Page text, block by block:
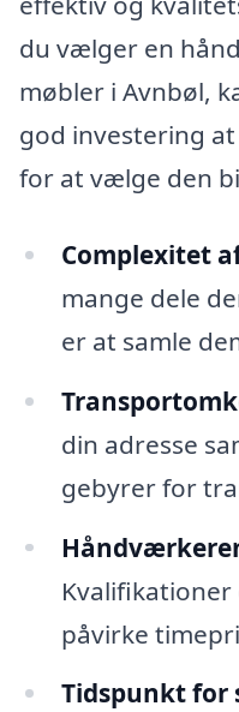
du vælger en
møbler i Avnbøl,
god investering
for at vælge den
Complexitet
mange dele
er at samle
din adresse
gebyrer for
påvirke
Tidspunkt for